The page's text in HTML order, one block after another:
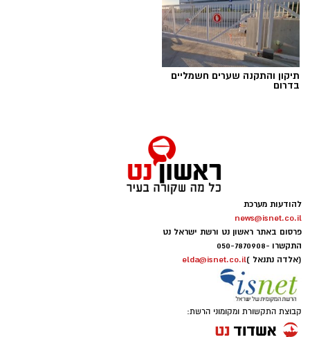
תיקון והתקנה שערים חשמליים
בדרום
להודעות מערכת
news@isnet.co.il
פרסום באתר ראשון נט ורשת ישראל נט
התקשרו -050-7870908
(אלדה נתנאל )elda@isnet.co.il
קבוצת התקשורת ומקומוני הרשת: